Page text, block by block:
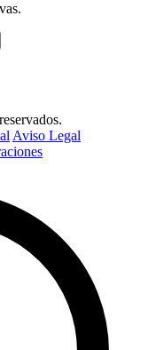
Aviso Legal